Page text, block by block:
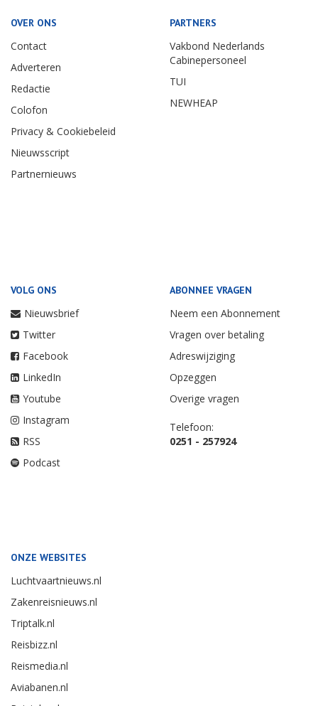
OVER ONS
Contact
Adverteren
Redactie
Colofon
Privacy & Cookiebeleid
Nieuwsscript
Partnernieuws
PARTNERS
Vakbond Nederlands
Cabinepersoneel
TUI
NEWHEAP
VOLG ONS
Nieuwsbrief
Twitter
Facebook
LinkedIn
Youtube
Instagram
RSS
Podcast
ABONNEE VRAGEN
Neem een Abonnement
Vragen over betaling
Adreswijziging
Opzeggen
Overige vragen
Telefoon:
0251 - 257924
ONZE WEBSITES
Luchtvaartnieuws.nl
Zakenreisnieuws.nl
Triptalk.nl
Reisbizz.nl
Reismedia.nl
Aviabanen.nl